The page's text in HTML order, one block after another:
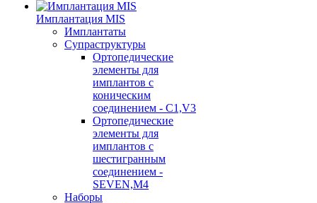
Имплантация MIS
Имплантаты
Супраструктуры
Ортопедические
элементы для
имплантов с
коническим
соединением - C1,V3
Ортопедические
элементы для
имплантов с
шестигранным
соединением -
SEVEN,M4
Наборы